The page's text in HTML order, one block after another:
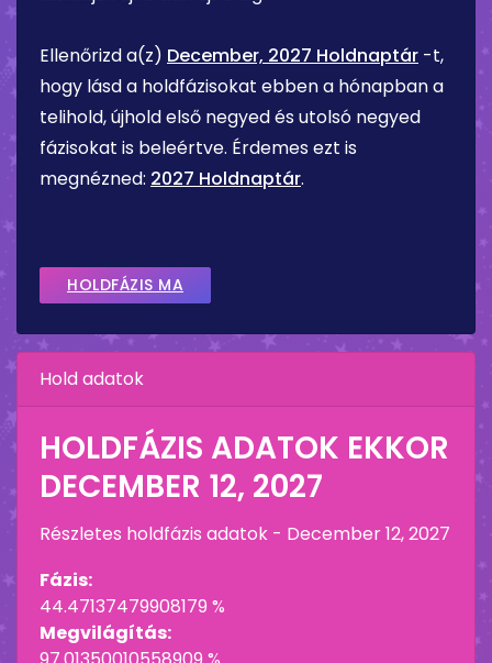
Ellenőrizd a(z) December, 2027 Holdnaptár -t,
hogy lásd a holdfázisokat ebben a hónapban a
telihold, újhold első negyed és utolsó negyed
fázisokat is beleértve. Érdemes ezt is
megnézned: 2027 Holdnaptár.
HOLDFÁZIS MA
Hold adatok
HOLDFÁZIS ADATOK EKKOR
DECEMBER 12, 2027
Részletes holdfázis adatok - December 12, 2027
Fázis:
44.47137479908179 %
Megvilágítás: